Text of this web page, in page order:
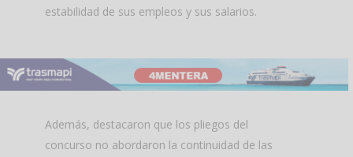
estabilidad de sus empleos y sus salarios.
Además, destacaron que los pliegos del
concurso no abordaron la continuidad de las